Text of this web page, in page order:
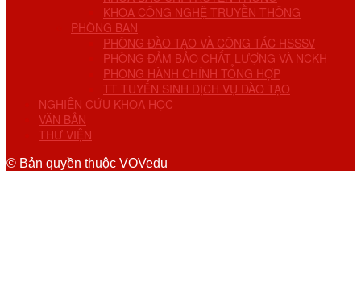
KHOA CÔNG NGHỆ TRUYỀN THÔNG
PHÒNG BAN
PHÒNG ĐÀO TẠO VÀ CÔNG TÁC HSSSV
PHÒNG ĐẢM BẢO CHẤT LƯỢNG VÀ NCKH
PHÒNG HÀNH CHÍNH TỔNG HỢP
TT TUYỂN SINH DỊCH VỤ ĐÀO TẠO
NGHIÊN CỨU KHOA HỌC
VĂN BẢN
THƯ VIỆN
© Bản quyền thuộc VOVedu